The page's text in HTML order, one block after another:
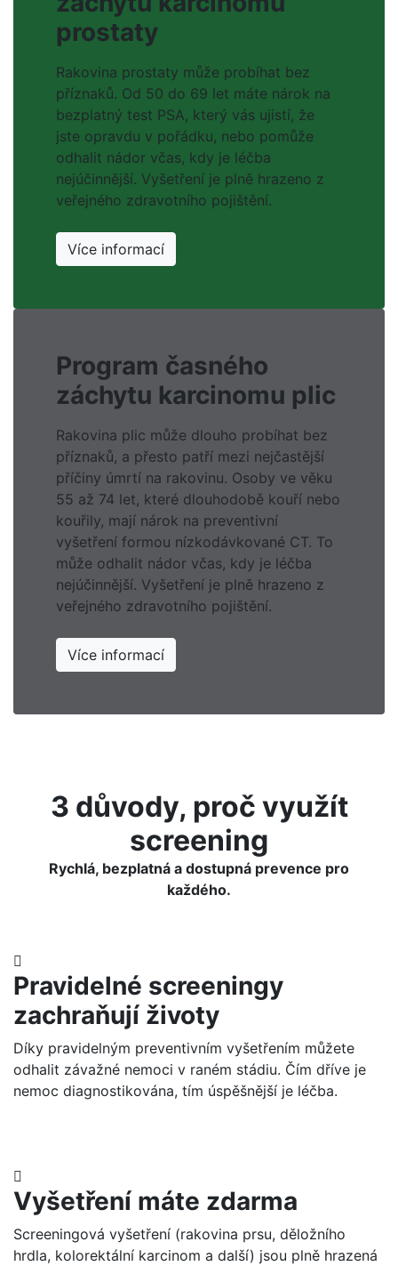
prostaty
Rakovina prostaty může probíhat bez
příznaků. Od 50 do 69 let máte nárok na
bezplatný test PSA, který vás ujistí, že
jste opravdu v pořádku, nebo pomůže
odhalit nádor včas, kdy je léčba
nejúčinnější. Vyšetření je plně hrazeno z
veřejného zdravotního pojištění.
Více informací
Program časného
záchytu karcinomu plic
Rakovina plic může dlouho probíhat bez
příznaků, a přesto patří mezi nejčastější
příčiny úmrtí na rakovinu. Osoby ve věku
55 až 74 let, které dlouhodobě kouří nebo
kouřily, mají nárok na preventivní
vyšetření formou nízkodávkované CT. To
může odhalit nádor včas, kdy je léčba
nejúčinnější. Vyšetření je plně hrazeno z
veřejného zdravotního pojištění.
Více informací
3 důvody, proč využít
screening
Rychlá, bezplatná a dostupná prevence pro
každého.
Pravidelné screeningy
zachraňují životy
Díky pravidelným preventivním vyšetřením můžete
odhalit závažné nemoci v raném stádiu. Čím dříve je
nemoc diagnostikována, tím úspěšnější je léčba.
Vyšetření máte zdarma
Screeningová vyšetření (rakovina prsu, děložního
hrdla, kolorektální karcinom a další) jsou plně hrazená